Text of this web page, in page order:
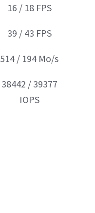
16 / 18 FPS
39 / 43 FPS
514 / 194 Mo/s
38442 / 39377
IOPS